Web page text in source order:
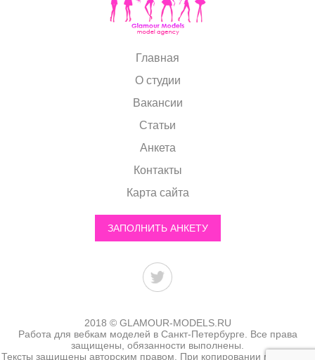
Главная
О студии
Вакансии
Статьи
Анкета
Контакты
Карта сайта
ЗАПОЛНИТЬ АНКЕТУ
2018 © GLAMOUR-MODELS.RU
Работа для вебкам моделей в Санкт-Петербурге. Все права
защищены, обязанности выполнены.
Тексты защищены авторским правом. При копировании материала